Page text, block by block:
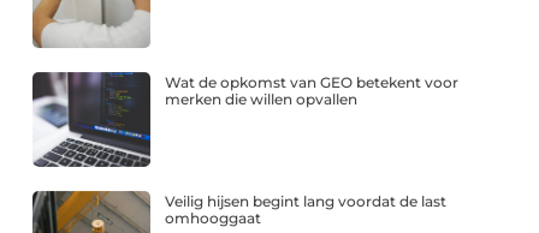
Wat de opkomst van GEO betekent voor
merken die willen opvallen
Veilig hijsen begint lang voordat de last
omhooggaat